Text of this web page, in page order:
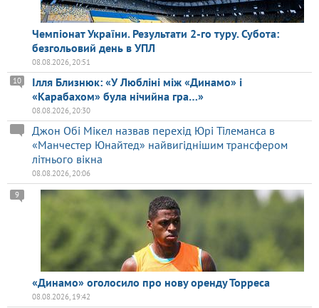
Чемпіонат України. Результати 2-го туру. Субота:
безгольовий день в УПЛ
08.08.2026, 20:51
Ілля Близнюк: «У Любліні між «Динамо» і
«Карабахом» була нічийна гра…»
10
08.08.2026, 20:30
Джон Обі Мікел назвав перехід Юрі Тілеманса в
«Манчестер Юнайтед» найвигіднішим трансфером
літнього вікна
08.08.2026, 20:06
«Динамо» оголосило про нову оренду Торреса
9
08.08.2026, 19:42